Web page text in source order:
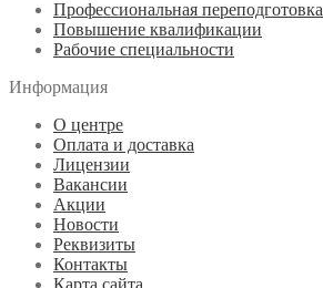
Профессиональная переподготовка
Повышение квалификации
Рабочие специальности
Информация
О центре
Оплата и доставка
Лицензии
Вакансии
Акции
Новости
Реквизиты
Контакты